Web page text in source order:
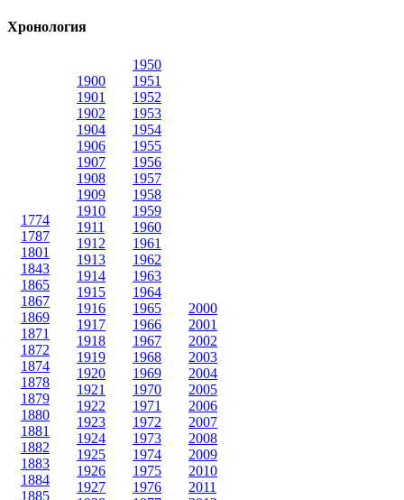
Хронология
1774
1787
1801
1843
1865
1867
1869
1871
1872
1874
1878
1879
1880
1881
1882
1883
1884
1885
1900
1901
1902
1904
1906
1907
1908
1909
1910
1911
1912
1913
1914
1915
1916
1917
1918
1919
1920
1921
1922
1923
1924
1925
1926
1927
1950
1951
1952
1953
1954
1955
1956
1957
1958
1959
1960
1961
1962
1963
1964
1965
1966
1967
1968
1969
1970
1971
1972
1973
1974
1975
1976
2000
2001
2002
2003
2004
2005
2006
2007
2008
2009
2010
2011